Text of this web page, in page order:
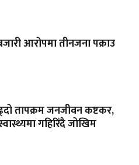
आरोपमा तीनजना पक्राउ
तापक्रम जनजीवन कष्टकर,
गहिरिँदै जोखिम